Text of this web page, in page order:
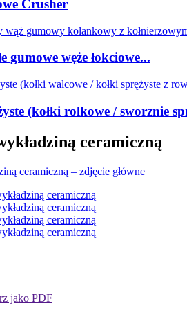
Crusher
gumowe węże łokciowe...
(kołki rolkowe / sworznie
ceramiczną
jako PDF